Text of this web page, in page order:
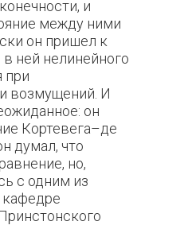
и
между ними
он пришел к
в ней нелинейного
при
возмущений. И
он
Кортевега–де
думал, что
но,
с одним из